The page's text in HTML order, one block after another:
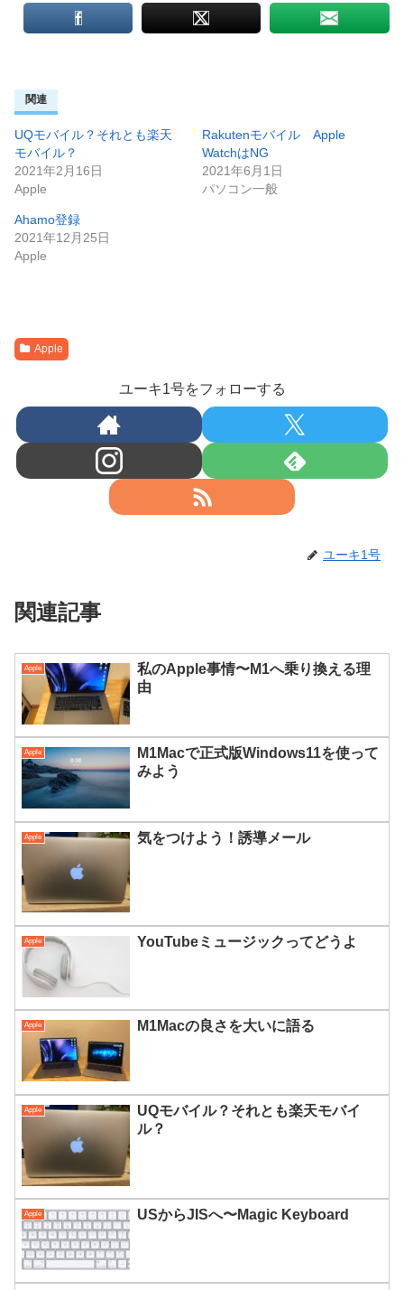
関連
UQモバイル？それとも楽天
モバイル？
2021年2月16日
Apple
Rakutenモバイル Apple
WatchはNG
2021年6月1日
パソコン一般
Ahamo登録
2021年12月25日
Apple
Apple
ユーキ1号をフォローする
ユーキ1号
関連記事
Apple
私のApple事情〜M1へ乗り換える理
由
Apple
M1Macで正式版Windows11を使って
みよう
Apple 気をつけよう！誘導メール
Apple YouTubeミュージックってどうよ
Apple M1Macの良さを大いに語る
Apple
UQモバイル？それとも楽天モバイ
ル？
Apple USからJISへ〜Magic Keyboard